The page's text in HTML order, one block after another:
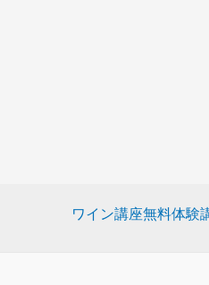
ワイン講座無料体験